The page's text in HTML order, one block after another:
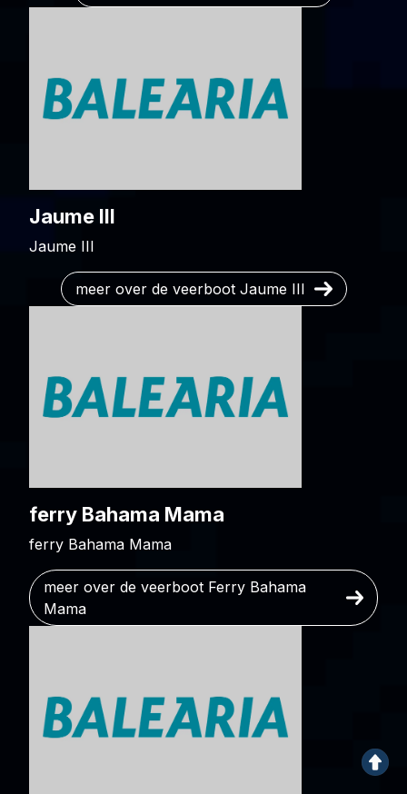
Jaume III
Jaume III
meer over de veerboot Jaume III
ferry Bahama Mama
ferry Bahama Mama
meer over de veerboot Ferry Bahama
Mama